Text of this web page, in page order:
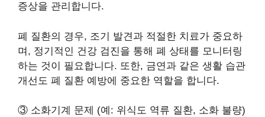
증상을 관리합니다.
폐 질환의 경우, 조기 발견과 적절한 치료가 중요하
며, 정기적인 건강 검진을 통해 폐 상태를 모니터링
하는 것이 필요합니다. 또한, 금연과 같은 생활 습관
개선도 폐 질환 예방에 중요한 역할을 합니다.
③ 소화기계 문제 (예: 위식도 역류 질환, 소화 불량)